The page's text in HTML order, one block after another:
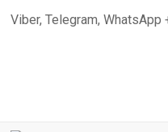
Viber, Telegram,